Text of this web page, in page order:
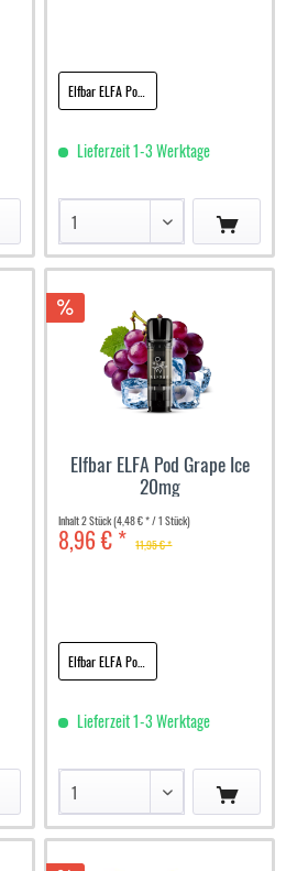
Lieferzeit 1-3 Werktage
Elfbar ELFA Pod Grape Ice
20mg
Inhalt2 Stück(4,48 € * / 1 Stück)
8,96 € * 11,95 € *
Lieferzeit 1-3 Werktage